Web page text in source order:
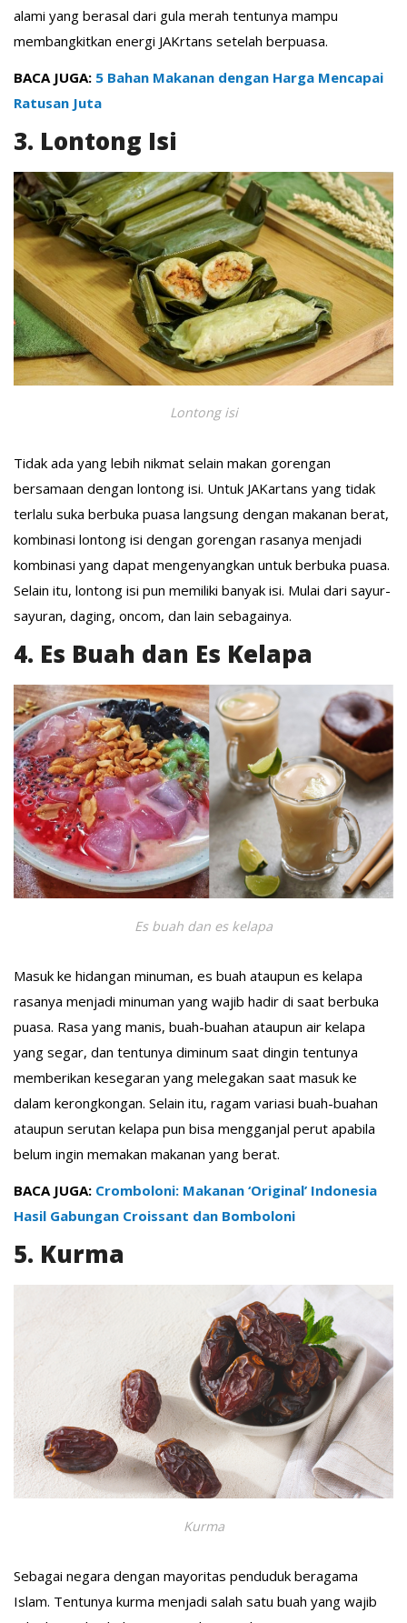
alami yang berasal dari gula merah tentunya mampu
membangkitkan energi JAKrtans setelah berpuasa.
BACA JUGA: 5 Bahan Makanan dengan Harga Mencapai
Ratusan Juta
3. Lontong Isi
Lontong isi
Tidak ada yang lebih nikmat selain makan gorengan
bersamaan dengan lontong isi. Untuk JAKartans yang tidak
terlalu suka berbuka puasa langsung dengan makanan berat,
kombinasi lontong isi dengan gorengan rasanya menjadi
kombinasi yang dapat mengenyangkan untuk berbuka puasa.
Selain itu, lontong isi pun memiliki banyak isi. Mulai dari sayur-
sayuran, daging, oncom, dan lain sebagainya.
4. Es Buah dan Es Kelapa
Es buah dan es kelapa
Masuk ke hidangan minuman, es buah ataupun es kelapa
rasanya menjadi minuman yang wajib hadir di saat berbuka
puasa. Rasa yang manis, buah-buahan ataupun air kelapa
yang segar, dan tentunya diminum saat dingin tentunya
memberikan kesegaran yang melegakan saat masuk ke
dalam kerongkongan. Selain itu, ragam variasi buah-buahan
ataupun serutan kelapa pun bisa mengganjal perut apabila
belum ingin memakan makanan yang berat.
BACA JUGA: Cromboloni: Makanan ‘Original’ Indonesia
Hasil Gabungan Croissant dan Bomboloni
5. Kurma
Kurma
Sebagai negara dengan mayoritas penduduk beragama
Islam. Tentunya kurma menjadi salah satu buah yang wajib